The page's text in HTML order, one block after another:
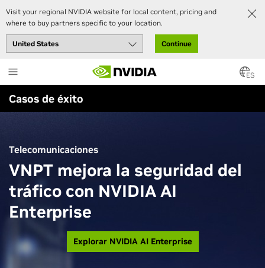
Visit your regional NVIDIA website for local content, pricing and
where to buy partners specific to your location.
Continue
to
main
content
ES
Casos de éxito
Telecomunicaciones
VNPT mejora la seguridad del
tráfico con NVIDIA AI
Enterprise
Explorar NVIDIA AI Enterprise